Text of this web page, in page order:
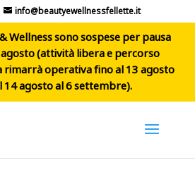
info@beautyewellnessfellette.it
Wellness sono sospese per pausa
(attività libera e percorso
rimarrà operativa fino al 13 agosto
14 agosto al 6 settembre).